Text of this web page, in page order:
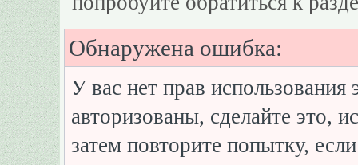
Обнаружена ошибка:
У вас нет прав
авторизованы, сделайте это,
затем повторите попытку,